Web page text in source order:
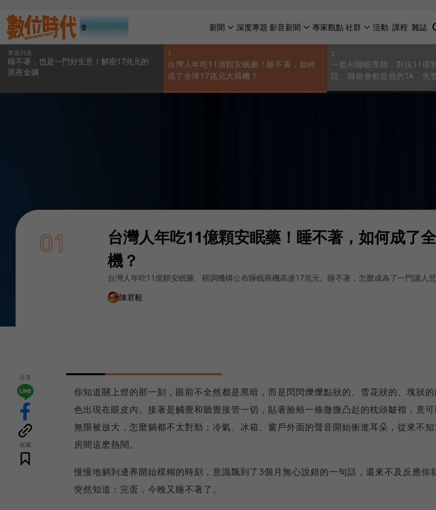
新聞 深度專題 影音新聞 專家觀點社群 活動 課程 雜誌
專題列表
睡不著，也是一門好生意！解密17兆元的
黑夜金礦
1
台灣人年吃11億顆安眠藥！睡不著，如何
成了全球17兆元大商機？
2
一套AI睡眠導師，對抗11億
院、職福會都是他的TA，先
01
台灣人年吃11億顆安眠藥！睡不著，如何成了
機？
台灣人年吃11億顆安眠藥、研調機構公布睡眠商機高達17兆元。睡不著，怎麼成為了一門讓人
陳君毅
分享
收藏
你知道關上燈的那一刻，眼前不全然都是黑暗，而是閃閃爍爍點狀的、雪花狀的、塊狀的
色出現在眼皮內。接著是觸覺和聽覺接管一切，貼著臉頰一條微微凸起的枕頭皺褶，竟可
無限被放大，怎麼躺都不太對勁；冷氣、冰箱、窗戶外面的聲音開始衝進耳朵，從來不知
房間這麽熱鬧。
慢慢地躺到邊界開始模糊的時刻，意識飄到了3個月無心說錯的一句話，還來不及反應你
突然知道：完蛋，今晚又睡不著了。